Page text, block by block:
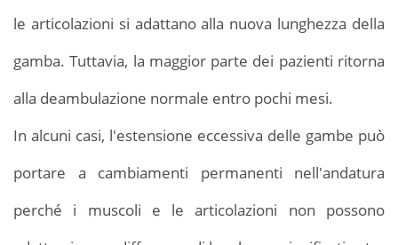
le articolazioni si adattano alla nuova lunghezza della
gamba. Tuttavia, la maggior parte dei pazienti ritorna
alla deambulazione normale entro pochi mesi.
In alcuni casi, l'estensione eccessiva delle gambe può
portare a cambiamenti permanenti nell'andatura
perché i muscoli e le articolazioni non possono